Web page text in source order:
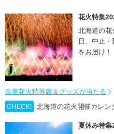
花火特集
北海道の
日、中止
をお届け！
金麦花火特等席＆グッズが当たる
CHECK!
北海道の花火開催カレン
夏休み特集